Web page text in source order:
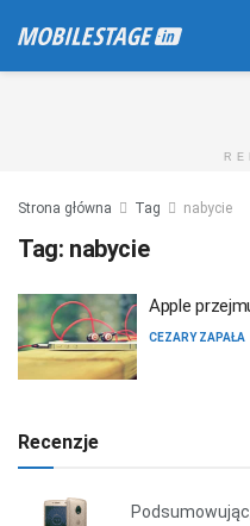
Strona główna Tag nabycie
Tag: nabycie
Apple
CEZARY ZAPAŁA
Recenzje